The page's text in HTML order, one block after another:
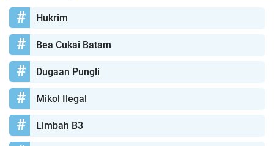
Hukrim
Bea Cukai Batam
Dugaan Pungli
Mikol Ilegal
Limbah B3